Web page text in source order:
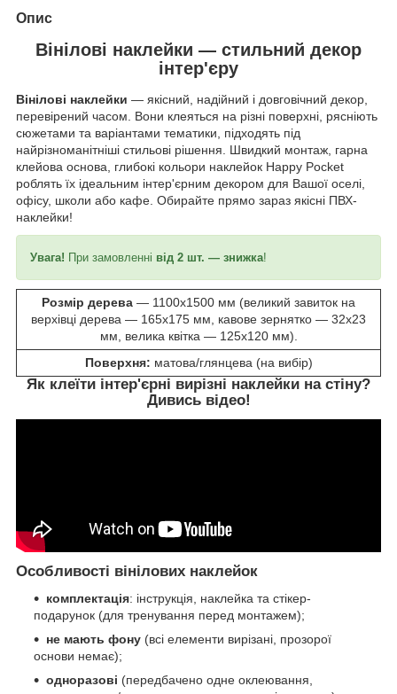
Опис
Вінілові наклейки — стильний декор
інтер'єру
Вінілові наклейки — якісний, надійний і довговічний декор,
перевірений часом. Вони клеяться на різні поверхні, рясніють
сюжетами та варіантами тематики, підходять під
найрізноманітніші стильові рішення. Швидкий монтаж, гарна
клейова основа, глибокі кольори наклейок Happy Pocket
роблять їх ідеальним інтер'єрним декором для Вашої оселі,
офісу, школи або кафе. Обирайте прямо зараз якісні ПВХ-
наклейки!
Увага! При замовленні від 2 шт. — знижка!
Розмір дерева — 1100х1500 мм (великий завиток на
верхівці дерева — 165х175 мм, кавове зернятко — 32х23
мм, велика квітка — 125х120 мм).
Поверхня: матова/глянцева (на вибір)
Як клеїти інтер'єрні вирізні наклейки на стіну?
Дивись відео!
Особливості вінілових наклейок
комплектація: інструкція, наклейка та стікер-
подарунок (для тренування перед монтажем);
не мають фону (всі елементи вирізані, прозорої
основи немає);
одноразові (передбачено одне оклеювання,